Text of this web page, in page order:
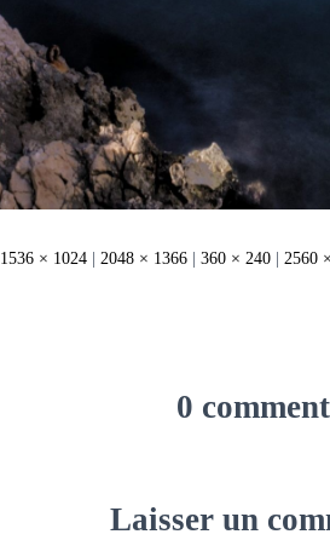
1536 × 1024 2048 × 1366 360 × 240 2560
0
Laisser un